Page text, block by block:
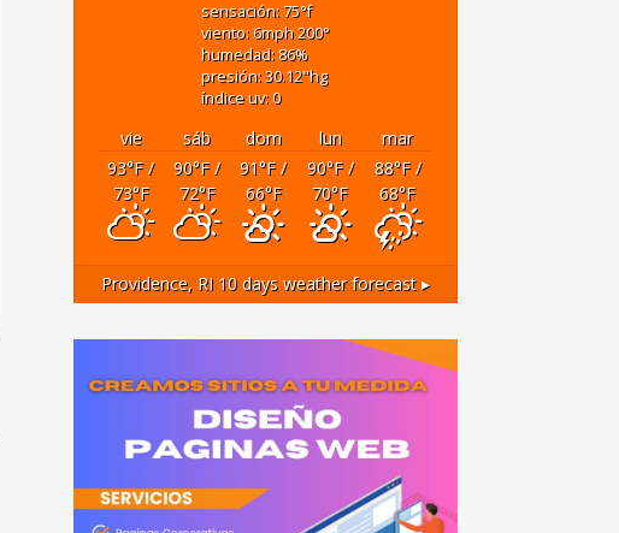
sensación: 75°f
viento: 6mph200°
humedad: 86%
presión: 30.12"hg
índice uv: 0
vie sáb dom lun
mar
93°F/
73°F
90°F/
72°F
91°F/
66°F
90°F/
70°F
88°F/
68°F
Providence, RI10 days weather forecast ▸